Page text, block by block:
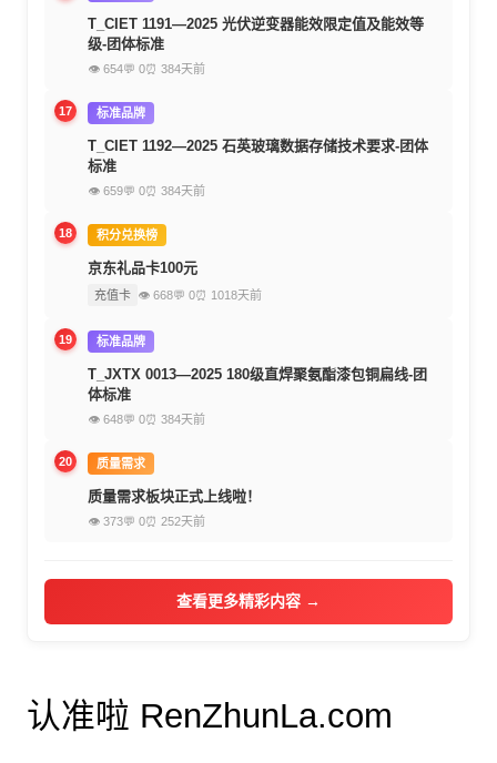
T_CIET 1191—2025 光伏逆变器能效限定值及能效等
级-团体标准
👁 654💬 0⏰ 384天前
17 标准品牌
T_CIET 1192—2025 石英玻璃数据存储技术要求-团体
标准
👁 659💬 0⏰ 384天前
18 积分兑换榜
京东礼品卡100元
充值卡 👁 668💬 0⏰ 1018天前
19 标准品牌
T_JXTX 0013—2025 180级直焊聚氨酯漆包铜扁线-团
体标准
👁 648💬 0⏰ 384天前
20 质量需求
质量需求板块正式上线啦！
👁 373💬 0⏰ 252天前
查看更多精彩内容 →
认准啦 RenZhunLa.com